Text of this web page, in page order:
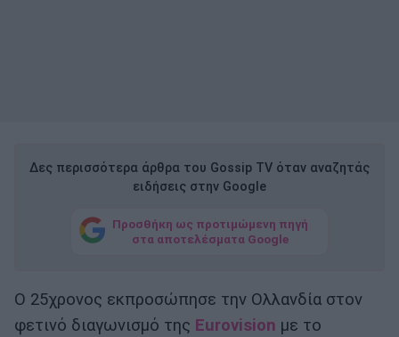
Δες περισσότερα άρθρα του Gossip TV όταν αναζητάς
ειδήσεις στην Google
Προσθήκη ως προτιμώμενη πηγή
στα αποτελέσματα Google
Ο 25χρονος εκπροσώπησε την Ολλανδία στον
φετινό διαγωνισμό της Eurovision με το